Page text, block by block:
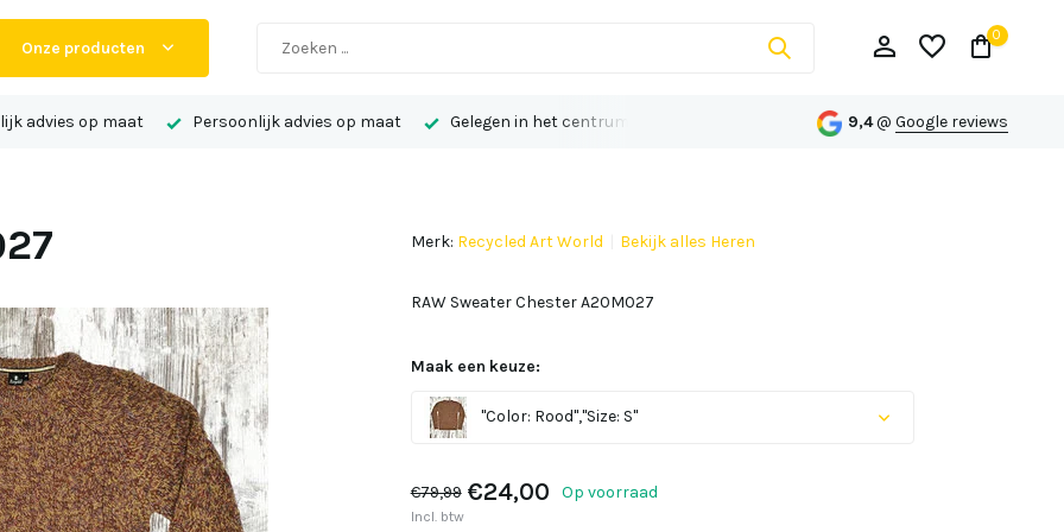
Onze producten
0
advies op maat Persoonlijk advies op maat Gelegen in het centrum van Echt Persoonlijk advies op maat
9,4@ Google reviews
Merk: Recycled Art World Bekijk alles Heren
RAW Sweater Chester A20M027
Maak een keuze:
"Color: Rood","Size: S"
€79,99 €24,00 Op voorraad
Incl. btw